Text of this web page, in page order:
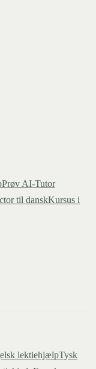
Prøv AI-Tutor
til danskKursus i
lektiehjælpTysk